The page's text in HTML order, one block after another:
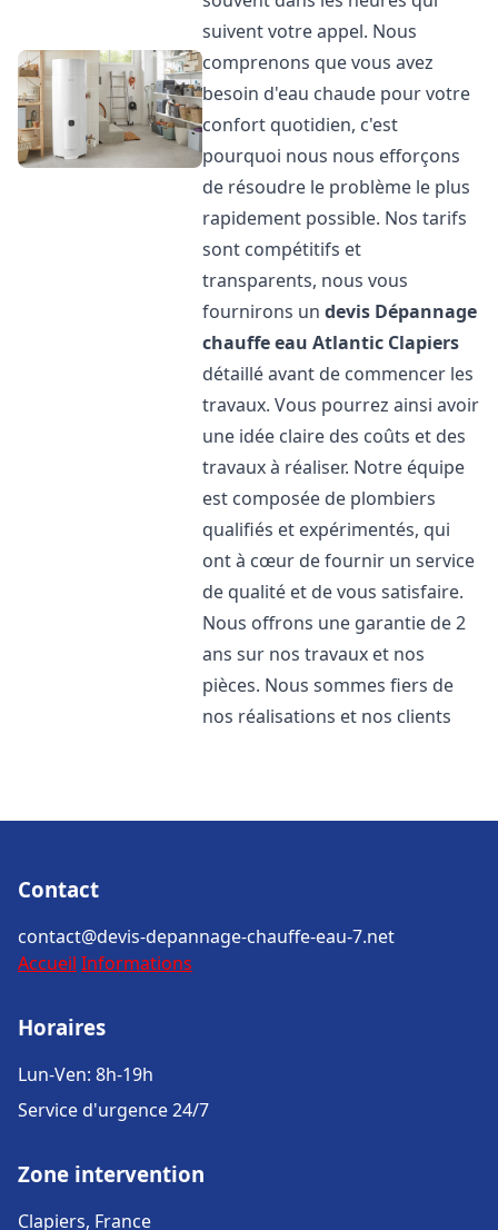
suivent votre appel. Nous
comprenons que vous avez
besoin d'eau chaude pour votre
confort quotidien, c'est
pourquoi nous nous efforçons
de résoudre le problème le plus
rapidement possible. Nos tarifs
sont compétitifs et
transparents, nous vous
fournirons undevis Dépannage
chauffe eau Atlantic Clapiers
détaillé avant de commencer les
travaux. Vous pourrez ainsi avoir
une idée claire des coûts et des
travaux à réaliser. Notre équipe
est composée de plombiers
qualifiés et expérimentés, qui
ont à cœur de fournir un service
de qualité et de vous satisfaire.
Nous offrons une garantie de 2
ans sur nos travaux et nos
pièces. Nous sommes fiers de
nos réalisations et nos clients
Contact
contact@devis-depannage-chauffe-eau-7.net
Accueil Informations
Horaires
Lun-Ven: 8h-19h
Service d'urgence 24/7
Zone intervention
Clapiers, France